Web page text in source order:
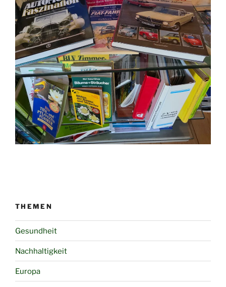
THEMEN
Gesundheit
Nachhaltigkeit
Europa